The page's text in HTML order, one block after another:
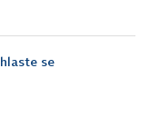
se